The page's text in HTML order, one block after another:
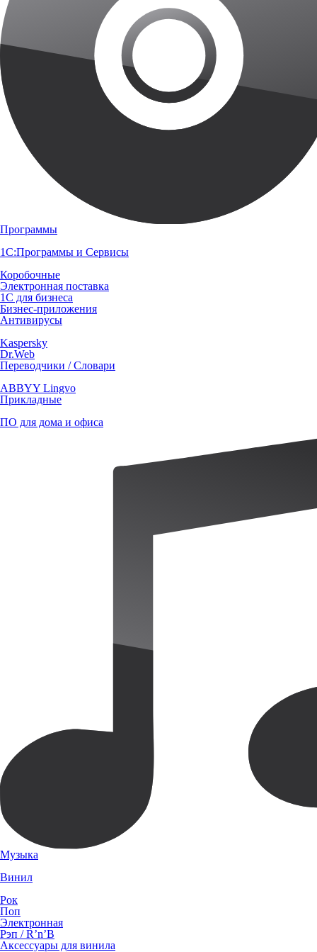
Программы
1С:Программы и Сервисы
Коробочные
Электронная поставка
1С для бизнеса
Бизнес-приложения
Антивирусы
Kaspersky
Dr.Web
Переводчики / Словари
ABBYY Lingvo
Прикладные
ПО для дома и офиса
Музыка
Винил
Рок
Поп
Электронная
Рэп / R’n’B
Аксессуары для винила